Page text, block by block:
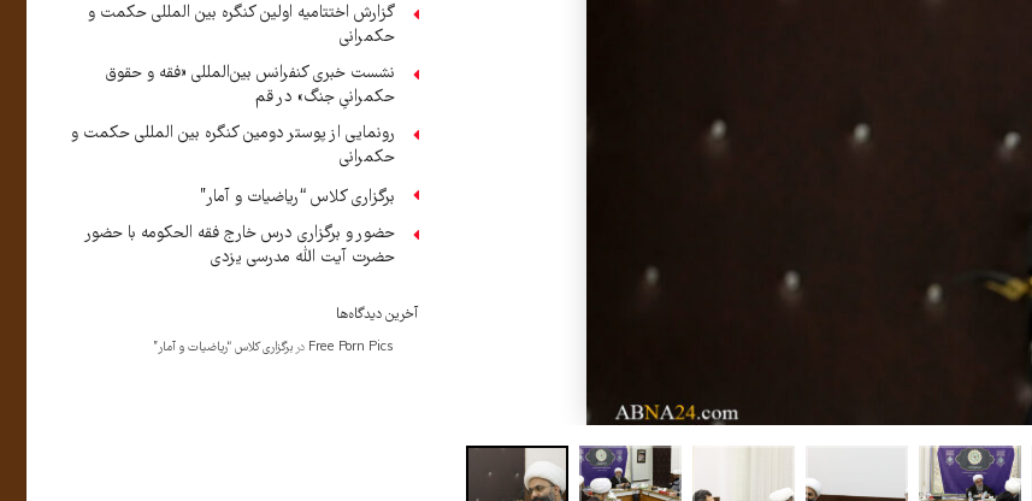
گزارش اختتامیه اولین کنگره بین المللی حکمت و
حکمرانی
نشست خبری کنفرانس بین‌المللی «فقه و حقوق
حکمرانیِ جنگ» در قم
رونمایی از پوستر دومین کنگره بین المللی حکمت و
حکمرانی
برگزاری کلاس “ریاضیات و آمار”
حضور و برگزاری درس خارج فقه الحکومه با حضور
حضرت آیت الله مدرسی یزدی
آخرین دیدگاه‌ها
Free Porn Pics در برگزاری کلاس “ریاضیات و آمار”